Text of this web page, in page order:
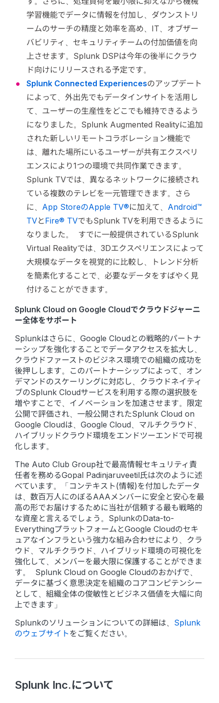
学習機能でデータに情報を付加し、ダウンストリ
ームのサーチの精度と効率を高め、IT、オブザー
バビリティ、セキュリティチームの付加価値を向
上させます。Splunk DSPは今年の後半にクラウ
ド向けにリリースされる予定です。
Splunk Connected Experiencesのアップデート
によって、外出先でもデータインサイトを活用し
て、ユーザーの生産性をどこでも維持できるよう
になりました。Splunk Augmented Realityに追加
された新しいリモートコラボレーション機能で
は、離れた場所にいるユーザーが共有エクスペリ
エンスにより1つの環境で共同作業できます。
Splunk TVでは、異なるネットワークに接続され
ている複数のテレビを一元管理できます。さら
に、 App StoreのApple TV®に加えて、 Android™
TVとFire® TVでもSplunk TVを利用できるように
なりました。 すでに一般提供されているSplunk
Virtual Realityでは、3Dエクスペリエンスによって
大規模なデータを視覚的に比較し、トレンド分析
を簡素化することで、必要なデータをすばやく見
付けることができます。
Splunk Cloud on Google Cloudでクラウドジャーニ
ー全体をサポート
Splunkはさらに、Google Cloudとの戦略的パートナ
ーシップを強化することでデータアクセスを拡大し、
クラウドファーストのビジネス環境での組織の成功を
後押しします。このパートナーシップによって、オン
デマンドのスケーリングに対応し、クラウドネイティ
ブのSplunk Cloudサービスを利用する際の選択肢を
増やすことで、イノベーションを加速させます。限定
公開で評価され、一般公開されたSplunk Cloud on
Google Cloudは、Google Cloud、マルチクラウド、
ハイブリッドクラウド環境をエンドツーエンドで可視
化します。
The Auto Club Group社で最高情報セキュリティ責
任者を務めるGopal Padinjaruveetil氏は次のように述
べています。「コンテキスト(情報)を付加したデータ
は、数百万人にのぼるAAAメンバーに安全と安心を最
高の形でお届けするために当社が信頼する最も戦略的
な資産と言えるでしょう。SplunkのData-to-
EverythingプラットフォームとGoogle Cloudのセキ
ュアなインフラという強力な組み合わせにより、クラ
ウド、マルチクラウド、ハイブリッド環境の可視化を
強化して、メンバーを最大限に保護することができま
す。 Splunk Cloud on Google Cloudのおかげで、
データに基づく意思決定を組織のコアコンピテンシー
として、組織全体の俊敏性とビジネス価値を大幅に向
上できます」
Splunkのソリューションについての詳細は、 Splunk
のウェブサイトをご覧ください。
Splunk Inc.について